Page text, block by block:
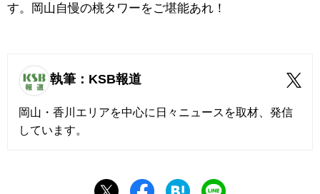
す。岡山自慢の桃タワーをご堪能あれ！
執筆：KSB報道
岡山・香川エリアを中心に日々ニュースを取材、発信
しています。